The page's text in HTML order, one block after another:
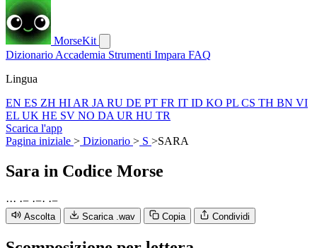
MorseKit
Dizionario Accademia Strumenti Impara FAQ
Lingua
EN ES ZH HI AR JA RU DE PT FR IT ID KO PL CS TH BN VI
EL UK HE SV NO DA UR HU TR
Scarica l'app
Pagina iniziale > Dizionario > S >SARA
Sara in Codice Morse
··· ·− ·−· ·−
Ascolta Scarica .wav Copia Condividi